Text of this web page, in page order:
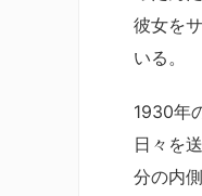
彼女を
いる。
1930年
日々を
分の内